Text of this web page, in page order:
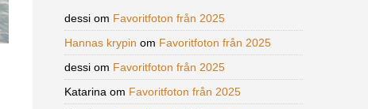
dessi om Favoritfoton från 2025
Hannas krypin om Favoritfoton från 2025
dessi om Favoritfoton från 2025
Katarina om Favoritfoton från 2025